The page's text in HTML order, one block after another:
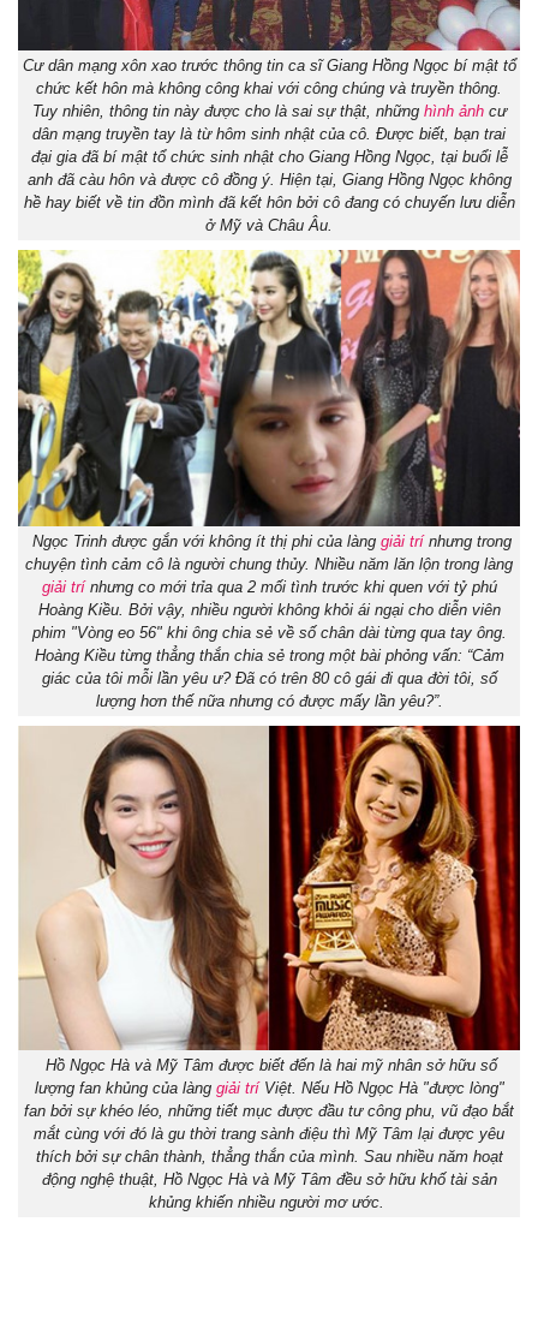
Cư dân mạng xôn xao trước thông tin ca sĩ Giang Hồng Ngọc bí mật tổ
chức kết hôn mà không công khai với công chúng và truyền thông.
Tuy nhiên, thông tin này được cho là sai sự thật, những hình ảnhcư
dân mạng truyền tay là từ hôm sinh nhật của cô. Được biết, bạn trai
đại gia đã bí mật tổ chức sinh nhật cho Giang Hồng Ngọc, tại buổi lễ
anh đã càu hôn và được cô đồng ý. Hiện tại, Giang Hồng Ngọc không
hề hay biết về tin đồn mình đã kết hôn bởi cô đang có chuyến lưu diễn
ở Mỹ và Châu Âu.
Ngọc Trinh được gắn với không ít thị phi của làng giải trínhưng trong
chuyện tình cảm cô là người chung thủy. Nhiều năm lăn lộn trong làng
giải trínhưng co mới trỉa qua 2 mối tình trước khi quen với tỷ phú
Hoàng Kiều. Bởi vậy, nhiều người không khỏi ái ngại cho diễn viên
phim "Vòng eo 56" khi ông chia sẻ về số chân dài từng qua tay ông.
Hoàng Kiều từng thẳng thắn chia sẻ trong một bài phỏng vấn: “Cảm
giác của tôi mỗi lần yêu ư? Đã có trên 80 cô gái đi qua đời tôi, số
lượng hơn thế nữa nhưng có được mấy lần yêu?”.
Hồ Ngọc Hà và Mỹ Tâm được biết đến là hai mỹ nhân sở hữu số
lượng fan khủng của làng giải tríViệt. Nếu Hồ Ngọc Hà "được lòng"
fan bởi sự khéo léo, những tiết mục được đầu tư công phu, vũ đạo bắt
mắt cùng với đó là gu thời trang sành điệu thì Mỹ Tâm lại được yêu
thích bởi sự chân thành, thẳng thắn của mình. Sau nhiều năm hoạt
động nghệ thuật, Hồ Ngọc Hà và Mỹ Tâm đều sở hữu khố tài sản
khủng khiến nhiều người mơ ước.